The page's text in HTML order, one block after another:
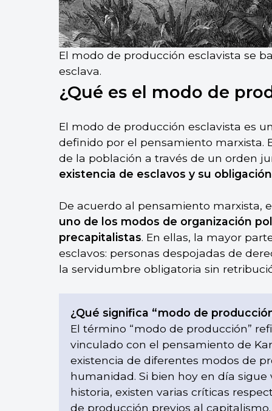
El modo de producción esclavista se
esclava.
¿Qué es el modo de
El modo de producción esclavista es
definido por el pensamiento marxista.
de la población a través de un orden
existencia de esclavos y su
De acuerdo al pensamiento marxista,
uno de los modos de organización
precapitalistas. En ellas, la mayor
esclavos: personas despojadas de
la servidumbre obligatoria sin
¿Qué significa “modo de
El término “modo de producción”
vinculado con el pensamiento de
existencia de diferentes modos de
humanidad. Si bien hoy en día
historia, existen varias críticas
de producción previos al capitalismo.